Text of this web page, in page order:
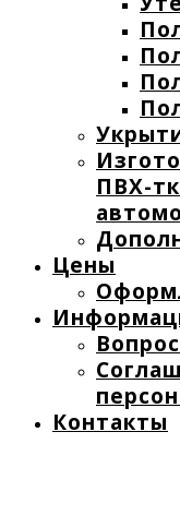
ПВХ-
Цены
Контакты